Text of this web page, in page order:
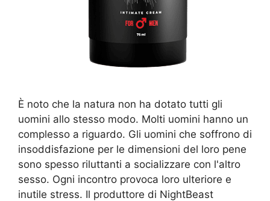
È noto che la natura non ha dotato tutti gli
uomini allo stesso modo. Molti uomini hanno un
complesso a riguardo. Gli uomini che soffrono di
insoddisfazione per le dimensioni del loro pene
sono spesso riluttanti a socializzare con l'altro
sesso. Ogni incontro provoca loro ulteriore e
inutile stress. Il produttore di NightBeast